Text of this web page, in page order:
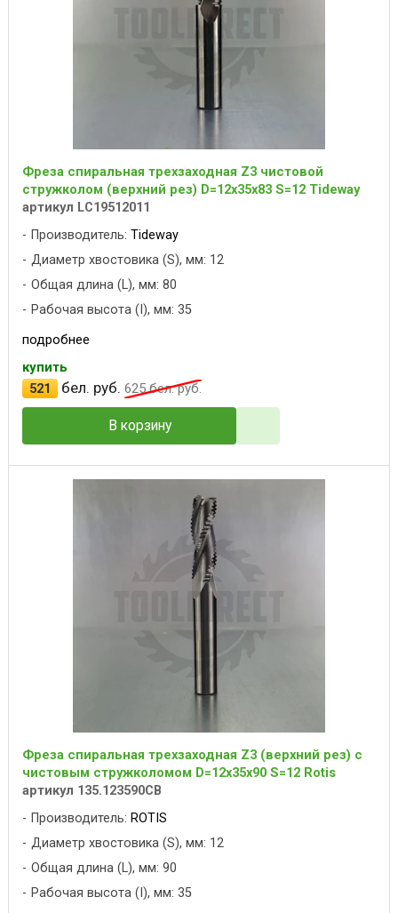
Фреза спиральная трехзаходная Z3 чистовой
стружколом (верхний рез) D=12x35x83 S=12 Tideway
артикул LC19512011
Производитель: Tideway
Диаметр хвостовика (S), мм: 12
Общая длина (L), мм: 80
Рабочая высота (I), мм: 35
подробнее
купить
521
бел. руб. 625бел. руб.
В корзину
Фреза спиральная трехзаходная Z3 (верхний рез) с
чистовым стружколомом D=12x35x90 S=12 Rotis
артикул 135.123590CB
Производитель: ROTIS
Диаметр хвостовика (S), мм: 12
Общая длина (L), мм: 90
Рабочая высота (I), мм: 35